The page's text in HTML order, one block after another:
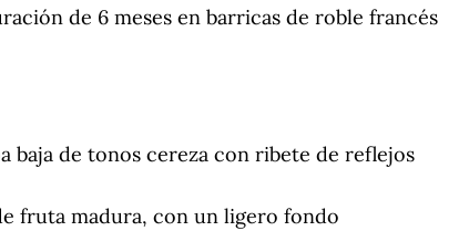
de 6 meses en barricas de roble francés
baja de tonos cereza con ribete de reflejos
fruta madura, con un ligero fondo